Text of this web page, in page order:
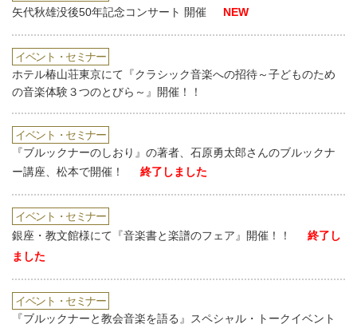
矢代秋雄没後50年記念コンサート 開催
NEW
イベント・セミナー
ホテル椿山荘東京にて『クラシック音楽への招待～子どものため
の音楽体験３つのとびら～』開催！！
イベント・セミナー
『ブルックナーのしおり』の著者、石原勇太郎さんのブルックナ
ー講座、松本で開催！
終了しました
イベント・セミナー
銀座・教文館様にて『音楽書と楽譜のフェア』開催！！
終了し
ました
イベント・セミナー
『ブルックナーと教会音楽を語る』スペシャル・トークイベント